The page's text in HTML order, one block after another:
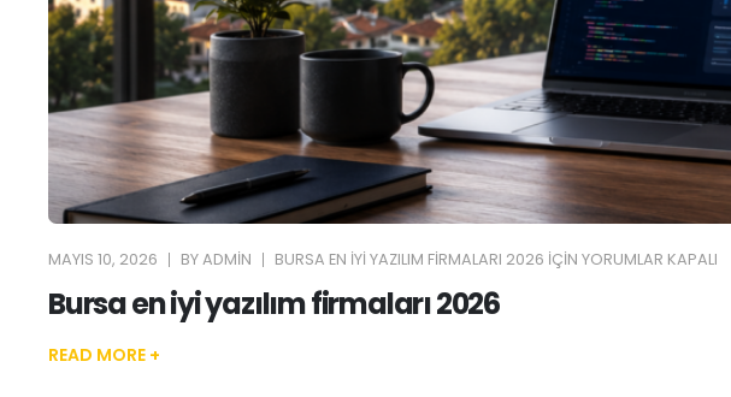
MAYIS 10, 2026 BYADMIN BURSA EN IYI YAZILIM FIRMALARI 2026 IÇIN YORUMLAR KAPALI
Bursa en iyi yazılım firmaları 2026
READ MORE +